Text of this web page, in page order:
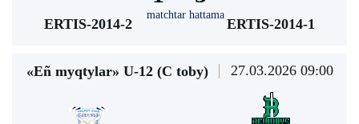
ERTIS-2014-2
matchtar hattama
ERTIS-2014-1
«Eñ myqtylar» U-12 (С toby) 27.03.2026 09:00